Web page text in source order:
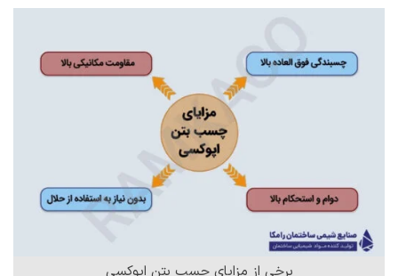
برخی از مزایای چسب بتن اپوکسی